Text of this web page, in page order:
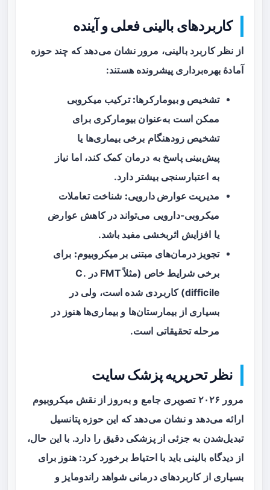
کاربردهای بالینی فعلی و آینده
از نظر کاربرد بالینی، مرور نشان می‌دهد که چند حوزه
آمادهٔ بهره‌برداری پیشرونده هستند:
تشخیص و بیومارکرها: ترکیب میکروبی
ممکن است به‌عنوان بیومارکری برای
تشخیص زودهنگام برخی بیماری‌ها یا
پیش‌بینی پاسخ به درمان کمک کند، اما نیاز
به اعتبارسنجی بیشتر دارد.
مدیریت عوارض دارویی: شناخت تعاملات
میکروبی-دارویی می‌تواند در کاهش عوارض
یا افزایش اثربخشی مفید باشد.
تجویز درمان‌های مبتنی بر میکروبیوم: برای
برخی شرایط خاص (مثلاً FMT در C.
difficile) کاربردی شده است، ولی در
بسیاری از بیمارستان‌ها و بیماری‌ها هنوز در
مرحله تحقیقاتی است.
نظر تحریریه پزشک سایت
مرور ۲۰۲۶ تصویری جامع و به‌روز از نقش میکروبیوم
ارائه می‌دهد و نشان می‌دهد که این حوزه پتانسیل
تبدیل‌شدن به جزئی از پزشکی دقیق را دارد. با این حال،
از دیدگاه بالینی باید با احتیاط برخورد کرد: هنوز برای
بسیاری از کاربردهای درمانی شواهد راندومایز و